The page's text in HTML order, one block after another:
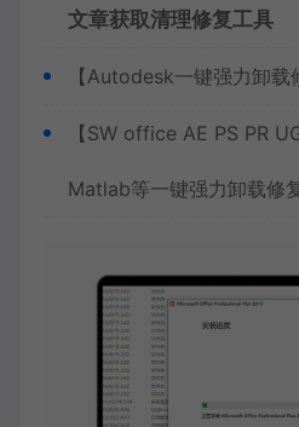
文章获取清理修复工具
【Autodesk一键强力卸载
【SW office AE PS PR
Matlab等一键强力卸载修